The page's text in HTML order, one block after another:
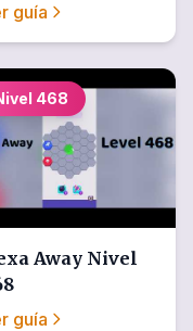
guía
468
Away Nivel
guía